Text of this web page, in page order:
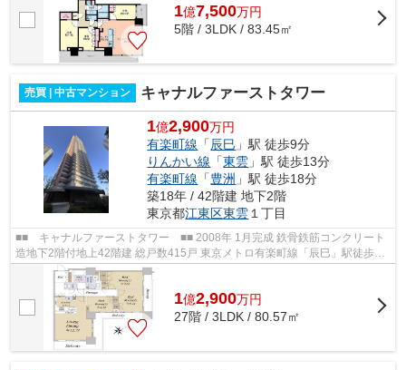
1億7,500万円
5階 / 3LDK / 83.45㎡
売買 | 中古マンション キャナルファーストタワー
1億2,900万円
有楽町線 「 辰巳 」駅 徒歩9分
りんかい線 「東雲 」駅 徒歩13分
有楽町線 「豊洲 」駅 徒歩18分
築18年 / 42階建 地下2階
東京都江東区東雲 １丁目
■■ キャナルファーストタワー ■■ 2008年 1月完成 鉄骨鉄筋コンクリート
造地下2階付地上42階建 総戸数415戸 東京メトロ有楽町線「辰巳」駅徒歩9
分 東京臨海高速鉄道「東雲」駅徒歩1...
1億2,900万円
27階 / 3LDK / 80.57㎡